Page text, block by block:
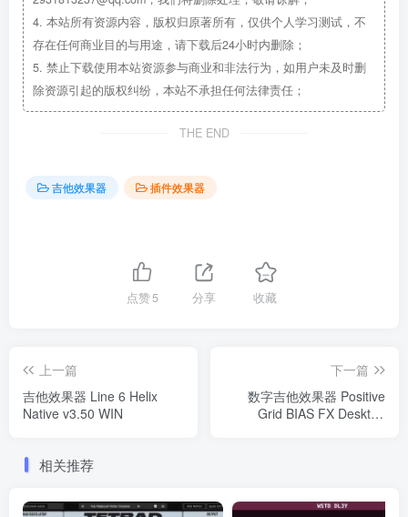
4. 本站所有资源内容，版权归原著所有，仅供个人学习测试，不
存在任何商业目的与用途，请下载后24小时内删除；
5. 禁止下载使用本站资源参与商业和非法行为，如用户未及时删
除资源引起的版权纠纷，本站不承担任何法律责任；
THE END
吉他效果器 插件效果器
点赞5 分享 收藏
上一篇
吉他效果器 Line 6 Helix
Native v3.50 WIN
下一篇
数字吉他效果器 Positive
Grid BIAS FX Desktop
相关推荐